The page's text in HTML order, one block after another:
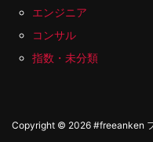
エンジニア
コンサル
指数・未分類
Copyright © 2026 #freeanken